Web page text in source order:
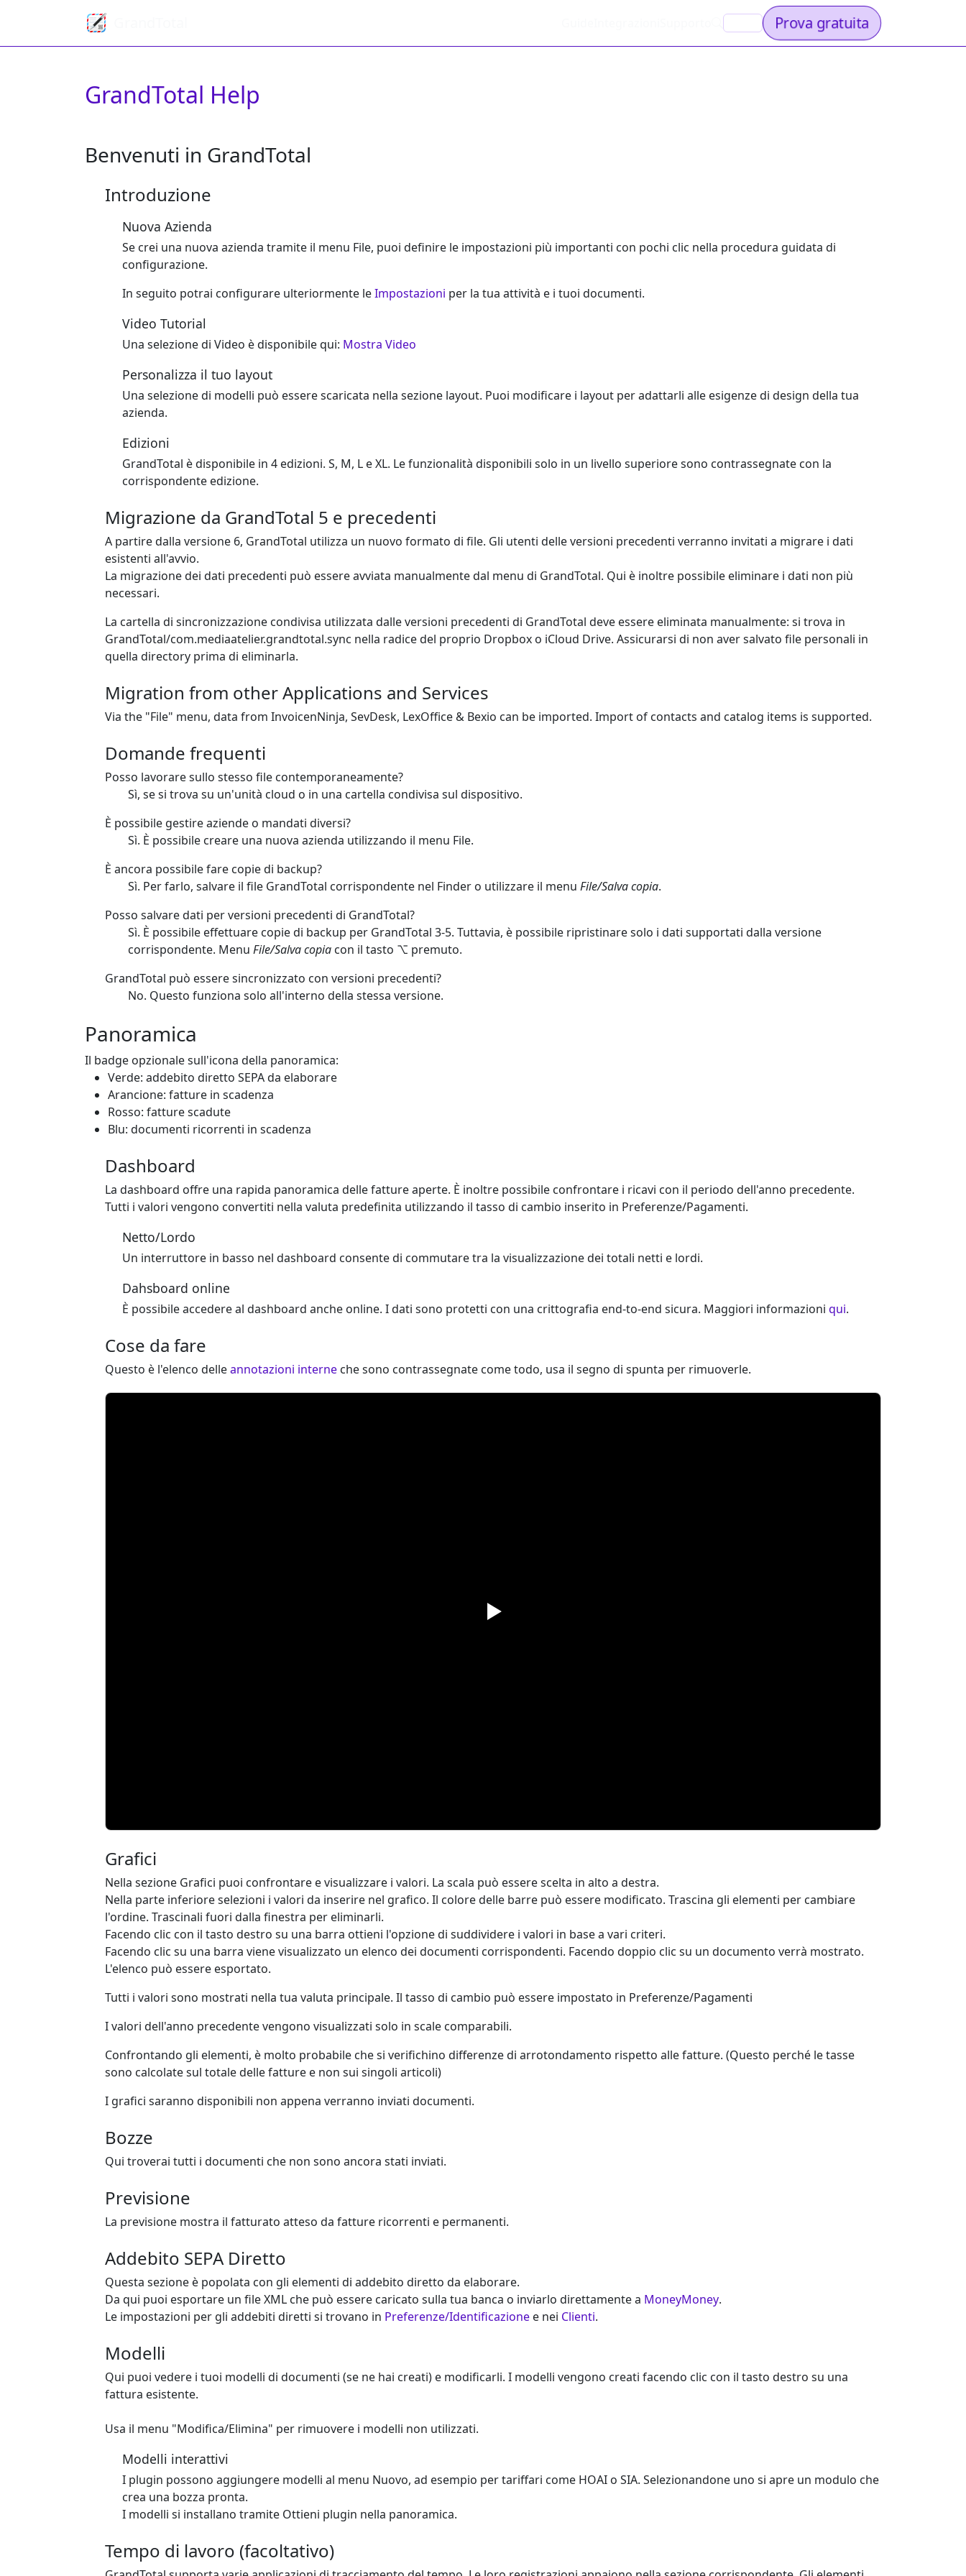
Prova gratuita
GrandTotal Help
Benvenuti in GrandTotal
Introduzione
Nuova Azienda
Se crei una nuova azienda tramite il menu File, puoi definire le impostazioni più importanti con pochi clic nella procedura guidata di
configurazione.
In seguito potrai configurare ulteriormente leImpostazioni per la tua attività e i tuoi documenti.
Video Tutorial
Una selezione di Video è disponibile qui: Mostra Video
Personalizza il tuo layout
Una selezione di modelli può essere scaricata nella sezione layout. Puoi modificare i layout per adattarli alle esigenze di design della tua
azienda.
Edizioni
GrandTotal è disponibile in 4 edizioni. S, M, L e XL. Le funzionalità disponibili solo in un livello superiore sono contrassegnate con la
corrispondente edizione.
Migrazione da GrandTotal 5 e precedenti
A partire dalla versione 6, GrandTotal utilizza un nuovo formato di file. Gli utenti delle versioni precedenti verranno invitati a migrare i dati
esistenti all'avvio.
La migrazione dei dati precedenti può essere avviata manualmente dal menu di GrandTotal. Qui è inoltre possibile eliminare i dati non più
necessari.
La cartella di sincronizzazione condivisa utilizzata dalle versioni precedenti di GrandTotal deve essere eliminata manualmente: si trova in
GrandTotal/com.mediaatelier.grandtotal.sync nella radice del proprio Dropbox o iCloud Drive. Assicurarsi di non aver salvato file personali in
quella directory prima di eliminarla.
Migration from other Applications and Services
Via the "File" menu, data from InvoicenNinja, SevDesk, LexOffice & Bexio can be imported. Import of contacts and catalog items is supported.
Domande frequenti
Posso lavorare sullo stesso file contemporaneamente?
Sì, se si trova su un'unità cloud o in una cartella condivisa sul dispositivo.
È possibile gestire aziende o mandati diversi?
Sì. È possibile creare una nuova azienda utilizzando il menu File.
È ancora possibile fare copie di backup?
Sì. Per farlo, salvare il file GrandTotal corrispondente nel Finder o utilizzare il menu File/Salva copia.
Posso salvare dati per versioni precedenti di GrandTotal?
Sì. È possibile effettuare copie di backup per GrandTotal 3-5. Tuttavia, è possibile ripristinare solo i dati supportati dalla versione
corrispondente. Menu File/Salva copia con il tasto ⌥ premuto.
GrandTotal può essere sincronizzato con versioni precedenti?
No. Questo funziona solo all'interno della stessa versione.
Panoramica
Il badge opzionale sull'icona della panoramica:
Verde: addebito diretto SEPA da elaborare
Arancione: fatture in scadenza
Rosso: fatture scadute
Blu: documenti ricorrenti in scadenza
Dashboard
La dashboard offre una rapida panoramica delle fatture aperte. È inoltre possibile confrontare i ricavi con il periodo dell'anno precedente.
Tutti i valori vengono convertiti nella valuta predefinita utilizzando il tasso di cambio inserito in Preferenze/Pagamenti.
Netto/Lordo
Un interruttore in basso nel dashboard consente di commutare tra la visualizzazione dei totali netti e lordi.
Dahsboard online
È possibile accedere al dashboard anche online. I dati sono protetti con una crittografia end-to-end sicura. Maggiori informazioni qui.
Cose da fare
Questo è l'elenco delleannotazioni interne che sono contrassegnate come todo, usa il segno di spunta per rimuoverle.
Grafici
Nella sezione Grafici puoi confrontare e visualizzare i valori. La scala può essere scelta in alto a destra.
Nella parte inferiore selezioni i valori da inserire nel grafico. Il colore delle barre può essere modificato. Trascina gli elementi per cambiare
l'ordine. Trascinali fuori dalla finestra per eliminarli.
Facendo clic con il tasto destro su una barra ottieni l'opzione di suddividere i valori in base a vari criteri.
Facendo clic su una barra viene visualizzato un elenco dei documenti corrispondenti. Facendo doppio clic su un documento verrà mostrato.
L'elenco può essere esportato.
Tutti i valori sono mostrati nella tua valuta principale. Il tasso di cambio può essere impostato in Preferenze/Pagamenti
I valori dell'anno precedente vengono visualizzati solo in scale comparabili.
Confrontando gli elementi, è molto probabile che si verifichino differenze di arrotondamento rispetto alle fatture. (Questo perché le tasse
sono calcolate sul totale delle fatture e non sui singoli articoli)
I grafici saranno disponibili non appena verranno inviati documenti.
Bozze
Qui troverai tutti i documenti che non sono ancora stati inviati.
Previsione
La previsione mostra il fatturato atteso da fatture ricorrenti e permanenti.
Addebito SEPA Diretto
Questa sezione è popolata con gli elementi di addebito diretto da elaborare.
Da qui puoi esportare un file XML che può essere caricato sulla tua banca o inviarlo direttamente a MoneyMoney.
Le impostazioni per gli addebiti diretti si trovano in Preferenze/Identificazione e nei Clienti.
Modelli
Qui puoi vedere i tuoi modelli di documenti (se ne hai creati) e modificarli. I modelli vengono creati facendo clic con il tasto destro su una
fattura esistente.
Usa il menu "Modifica/Elimina" per rimuovere i modelli non utilizzati.
Modelli interattivi
I plugin possono aggiungere modelli al menu Nuovo, ad esempio per tariffari come HOAI o SIA. Selezionandone uno si apre un modulo che
crea una bozza pronta.
I modelli si installano tramite Ottieni plugin nella panoramica.
Tempo di lavoro (facoltativo)